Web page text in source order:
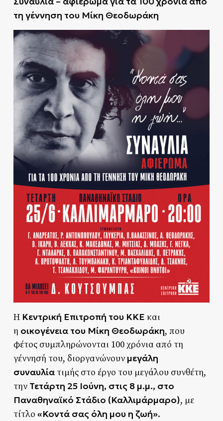
τη γέννηση του Μίκη Θεοδωράκη
Η Κεντρική Επιτροπή του ΚΚΕ και
η οικογένεια του Μίκη Θεοδωράκη, που
φέτος συμπληρώνονται 100 χρόνια από τη
γέννησή του, διοργανώνουν μεγάλη
συναυλίατιμής στο έργο του μεγάλου συνθέτη,
τηνΤετάρτη 25 Ιούνη, στις 8 μ.μ., στο
Παναθηναϊκό Στάδιο (Καλλιμάρμαρο), με
τίτλο «Κοντά σας όλη μου η ζωή».